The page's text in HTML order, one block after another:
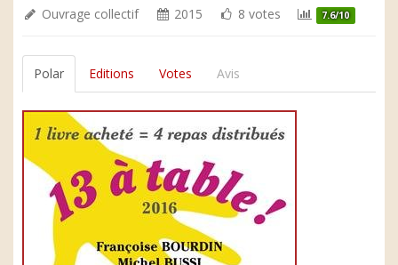
Ouvrage collectif 2015 8 votes 7.6/10
Polar Editions Votes Avis